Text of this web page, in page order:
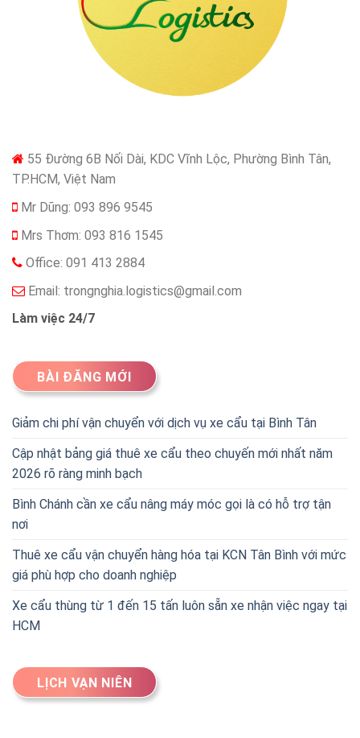
55 Đường 6B Nối Dài, KDC Vĩnh Lộc, Phường Bình Tân,
TP.HCM, Việt Nam
Mr Dũng: 093 896 9545
Mrs Thơm: 093 816 1545
Office: 091 413 2884
Email: trongnghia.logistics@gmail.com
Làm việc 24/7
BÀI ĐĂNG MỚI
Giảm chi phí vận chuyển với dịch vụ xe cẩu tại Bình Tân
Cập nhật bảng giá thuê xe cẩu theo chuyến mới nhất năm
2026 rõ ràng minh bạch
Bình Chánh cần xe cẩu nâng máy móc gọi là có hỗ trợ tận
nơi
Thuê xe cẩu vận chuyển hàng hóa tại KCN Tân Bình với mức
giá phù hợp cho doanh nghiệp
Xe cẩu thùng từ 1 đến 15 tấn luôn sẵn xe nhận việc ngay tại
HCM
LỊCH VẠN NIÊN